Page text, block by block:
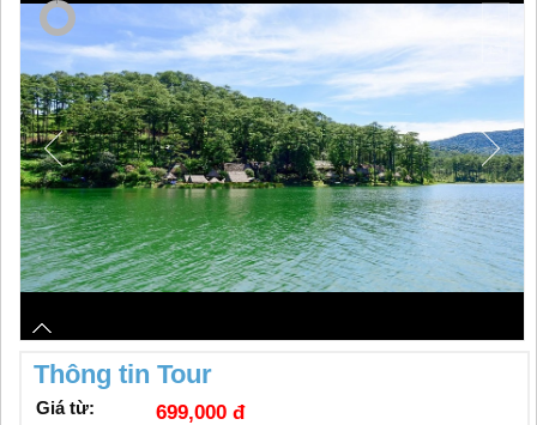
Thông tin Tour
Giá từ: 699,000 đ